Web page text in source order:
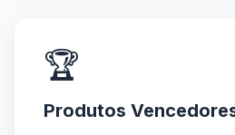
🏆
Produtos